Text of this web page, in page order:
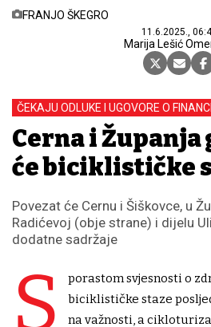
FRANJO ŠKEGRO
11.6.2025.,
Marija Lešić
ČEKAJU ODLUKE I UGOVORE O
Cerna i
će biciklističke
Povezat će Cernu i Šiškovce, u
Radićevoj (obje strane) i dijelu
dodatne sadržaje
S
porastom svjesnosti o
biciklističke staze
na važnosti, a